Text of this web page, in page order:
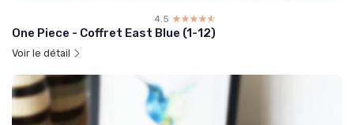
4.5 ☆☆☆☆☆
★★★★★
One Piece - Coffret East Blue (1-12)
Voir le détail